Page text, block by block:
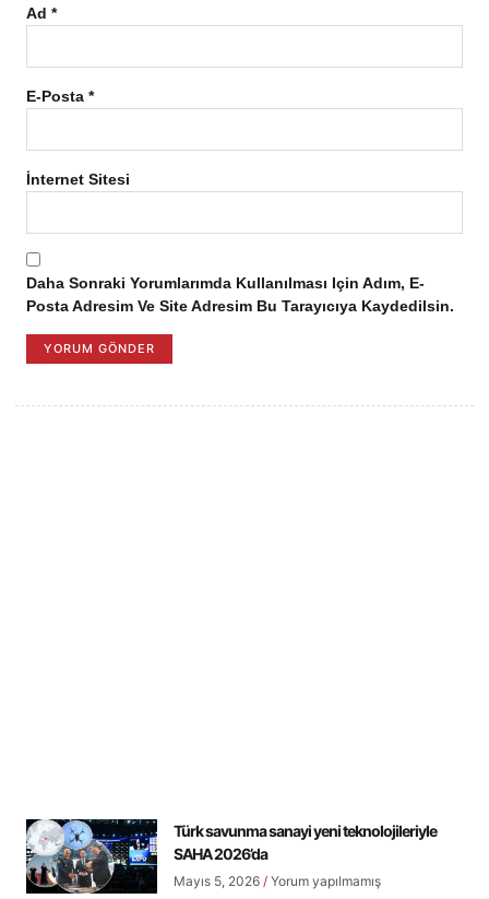
Ad *
E-Posta *
İnternet Sitesi
Daha Sonraki Yorumlarımda Kullanılması Için Adım, E-
Posta Adresim Ve Site Adresim Bu Tarayıcıya Kaydedilsin.
Türk savunma sanayi yeni teknolojileriyle
SAHA 2026’da
Mayıs 5, 2026 Yorum yapılmamış